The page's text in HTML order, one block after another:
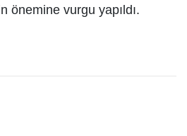
önemine vurgu yapıldı.